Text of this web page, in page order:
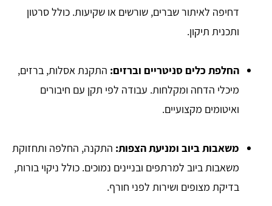
דחיפה לאיתור שברים, שורשים או שקיעות. כולל סרטון
ותכנית תיקון.
החלפת כלים סניטריים וברזים: התקנת אסלות, ברזים,
מיכלי הדחה ומקלחות. עבודה לפי תקן עם חיבורים
ואיטומים מקצועיים.
משאבות ביוב ומניעת הצפות: התקנה, החלפה ותחזוקת
משאבות ביוב למרתפים ובניינים נמוכים. כולל ניקוי בורות,
בדיקת מצופים ושירות לפני חורף.​